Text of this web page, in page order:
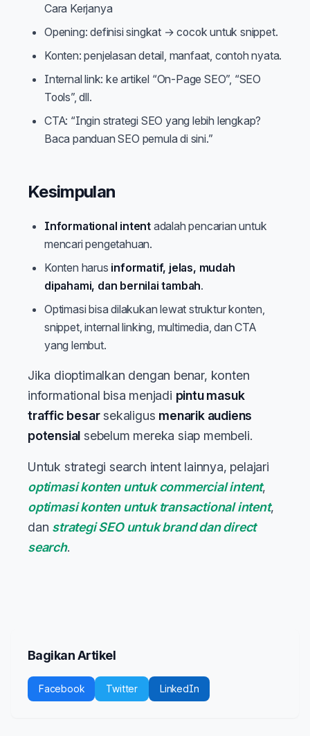
Cara Kerjanya
Opening: definisi singkat → cocok untuk snippet.
Konten: penjelasan detail, manfaat, contoh nyata.
Internal link: ke artikel “On-Page SEO”, “SEO
Tools”, dll.
CTA: “Ingin strategi SEO yang lebih lengkap?
Baca panduan SEO pemula di sini.”
Kesimpulan
Informational intent adalah pencarian untuk
mencari pengetahuan.
Konten harus informatif, jelas, mudah
dipahami, dan bernilai tambah.
Optimasi bisa dilakukan lewat struktur konten,
snippet, internal linking, multimedia, dan CTA
yang lembut.
Jika dioptimalkan dengan benar, konten
informational bisa menjadi pintu masuk
traffic besarsekaligus menarik audiens
potensial sebelum mereka siap membeli.
Untuk strategi search intent lainnya, pelajari
optimasi konten untuk commercial intent,
optimasi konten untuk transactional intent,
dan strategi SEO untuk brand dan direct
search.
Bagikan Artikel
Facebook Twitter LinkedIn